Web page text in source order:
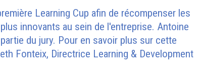
Learning Cup afin de récompenser les
innovants au sein de l'entreprise. Antoine
du jury. Pour en savoir plus sur cette
Fonteix, Directrice Learning & Development